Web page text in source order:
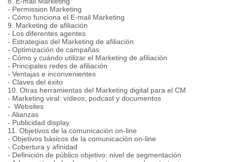
- Permission Marketing
- Cómo funciona el E-mail Marketing
9. Marketing de afiliación
- Los diferentes agentes
- Estrategias del Marketing de afiliación
- Optimización de campañas
- Cómo y cuándo utilizar el Marketing de afiliación
- Principales redes de afiliación
- Ventajas e inconvenientes
- Claves del éxito
10. Otras herramientas del Marketing digital para el CM
- Marketing viral: vídeos, podcast y documentos
- Websites
- Alianzas
- Publicidad display
11. Objetivos de la comunicación on-line
- Objetivos básicos de la comunicación on-line
- Cobertura y afinidad
- Definición de público objetivo: nivel de segmentación